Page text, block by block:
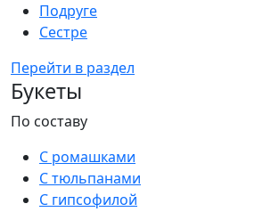
Подруге
Сестре
Перейти в раздел
Букеты
По составу
С ромашками
С тюльпанами
С гипсофилой